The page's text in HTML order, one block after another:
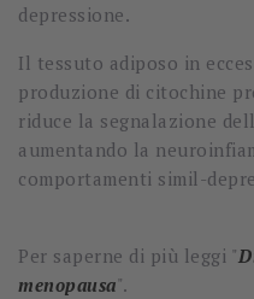
depressione.
Il tessuto adiposo in
produzione di citochine
riduce la segnalazione
aumentando la
comportamenti simil-
Per saperne di più leggi "
menopausa".